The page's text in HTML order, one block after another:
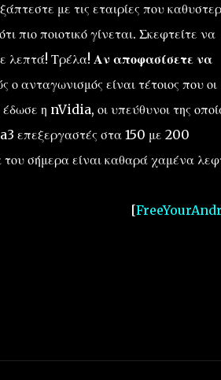
με τις εταιρίες που
πιο ποιοτικό γίνεται. Σκεφτείτε να
λεπτά! Τρέλα! Αν αποφασίσετε να
ανταγωνισμός είναι τέτοιος που οι
η nVidia, οι υπεύθυνοι της
επεξεργαστές στα 150 με 200
σήμερα είναι καθαρά χαμένα
[